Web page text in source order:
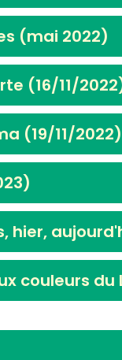
(mai 2022)
(16/11/
(19/11/2022)
hier,
couleurs du